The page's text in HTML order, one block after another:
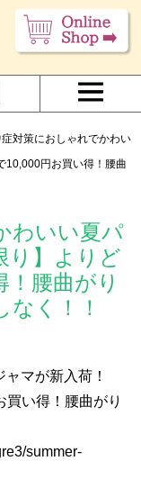
対策におしゃれでかわい
10,000円お買い得！腰曲
わいい夏パ
り】よりど
！腰曲がり
なく！！
マが新入荷！
買い得！腰曲がり
summer-